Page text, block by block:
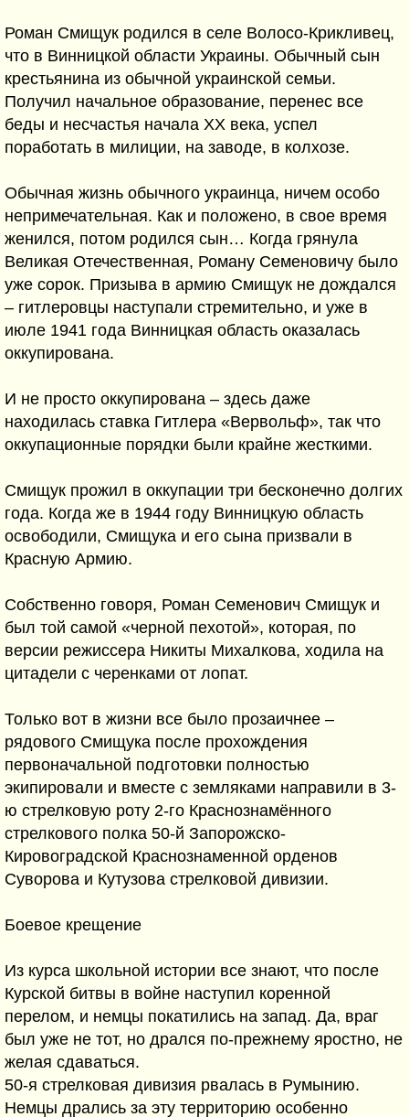
Роман Смищук родился в селе Волосо-Крикливец,
что в Винницкой области Украины. Обычный сын
крестьянина из обычной украинской семьи.
Получил начальное образование, перенес все
беды и несчастья начала XX века, успел
поработать в милиции, на заводе, в колхозе.
Обычная жизнь обычного украинца, ничем особо
непримечательная. Как и положено, в свое время
женился, потом родился сын… Когда грянула
Великая Отечественная, Роману Семеновичу было
уже сорок. Призыва в армию Смищук не дождался
– гитлеровцы наступали стремительно, и уже в
июле 1941 года Винницкая область оказалась
оккупирована.
И не просто оккупирована – здесь даже
находилась ставка Гитлера «Вервольф», так что
оккупационные порядки были крайне жесткими.
Смищук прожил в оккупации три бесконечно долгих
года. Когда же в 1944 году Винницкую область
освободили, Смищука и его сына призвали в
Красную Армию.
Собственно говоря, Роман Семенович Смищук и
был той самой «черной пехотой», которая, по
версии режиссера Никиты Михалкова, ходила на
цитадели с черенками от лопат.
Только вот в жизни все было прозаичнее –
рядового Смищука после прохождения
первоначальной подготовки полностью
экипировали и вместе с земляками направили в 3-
ю стрелковую роту 2-го Краснознамённого
стрелкового полка 50-й Запорожско-
Кировоградской Краснознаменной орденов
Суворова и Кутузова стрелковой дивизии.
Боевое крещение
Из курса школьной истории все знают, что после
Курской битвы в войне наступил коренной
перелом, и немцы покатились на запад. Да, враг
был уже не тот, но дрался по-прежнему яростно, не
желая сдаваться.
50-я стрелковая дивизия рвалась в Румынию.
Немцы дрались за эту территорию особенно